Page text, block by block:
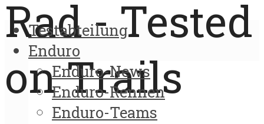
Rad - Tested
on Trails
Testabteilung
Enduro
Enduro-News
Enduro-Rennen
Enduro-Teams